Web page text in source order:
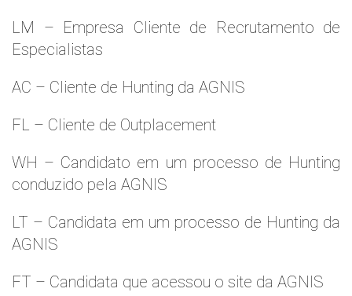
LM – Empresa Cliente de Recrutamento de
Especialistas
AC – Cliente de Hunting da AGNIS
FL – Cliente de Outplacement
WH – Candidato em um processo de Hunting
conduzido pela AGNIS
LT – Candidata em um processo de Hunting da
AGNIS
FT – Candidata que acessou o site da AGNIS